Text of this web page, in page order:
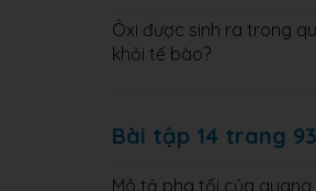
Ôxi được sinh ra trong
khỏi tế bào?
Bài tập 14 trang
Mô tả pha tối của